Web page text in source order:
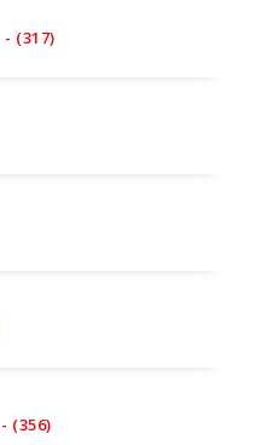
- (317)
- (356)